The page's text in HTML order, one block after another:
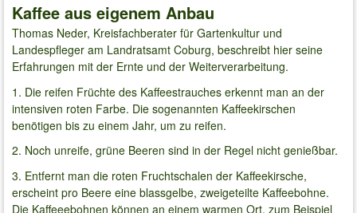
Kaffee aus eigenem Anbau
Thomas Neder, Kreisfachberater für Gartenkultur und
Landespfleger am Landratsamt Coburg, beschreibt hier seine
Erfahrungen mit der Ernte und der Weiterverarbeitung.
1. Die reifen Früchte des Kaffeestrauches erkennt man an der
intensiven roten Farbe. Die sogenannten Kaffeekirschen
benötigen bis zu einem Jahr, um zu reifen.
2. Noch unreife, grüne Beeren sind in der Regel nicht genießbar.
3. Entfernt man die roten Fruchtschalen der Kaffeekirsche,
erscheint pro Beere eine blassgelbe, zweigeteilte Kaffeebohne.
Die Kaffeeebohnen können an einem warmen Ort, zum Beispiel